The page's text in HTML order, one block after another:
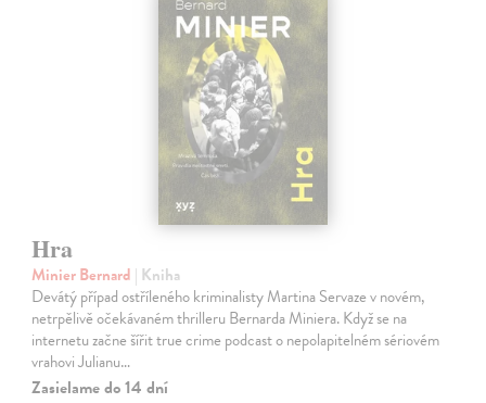
Hra
Minier Bernard | Kniha
Devátý případ ostříleného kriminalisty Martina Servaze v novém,
netrpělivě očekávaném thrilleru Bernarda Miniera. Když se na
internetu začne šířit true crime podcast o nepolapitelném sériovém
vrahovi Julianu…
Zasielame do 14 dní